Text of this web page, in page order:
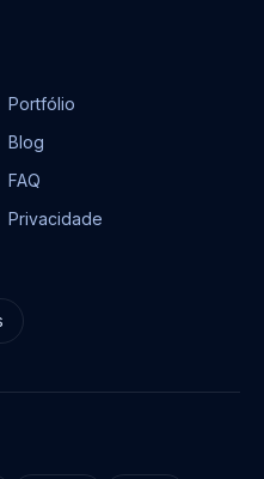
Portfólio
Blog
FAQ
Privacidade